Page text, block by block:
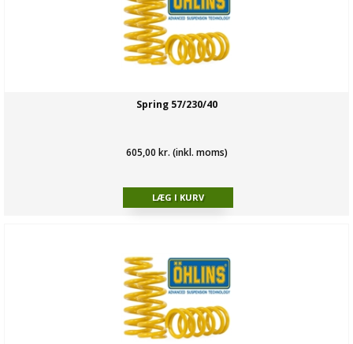
Spring 57/230/40
605,00 kr. (inkl. moms)